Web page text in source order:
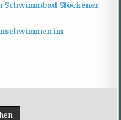
Schwimmbad Stöckener
im